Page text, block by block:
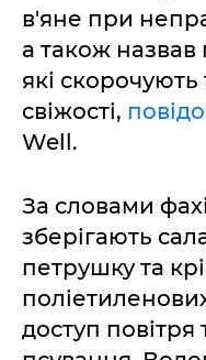
в'яне при
а також
які скорочують
свіжості,
Well.
За словами
зберігають
петрушку та
доступ